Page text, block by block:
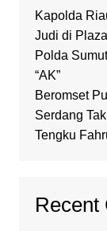
Kapolda
Judi di
Polda
“AK”
Beromset
Serdang
Tengku
Recent